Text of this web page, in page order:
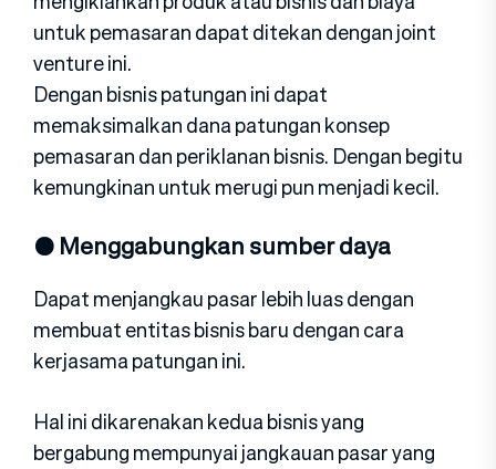
untuk pemasaran dapat ditekan dengan joint
venture ini.
Dengan bisnis patungan ini dapat
memaksimalkan dana patungan konsep
pemasaran dan periklanan bisnis. Dengan begitu
kemungkinan untuk merugi pun menjadi kecil.
● Menggabungkan sumber daya
Dapat menjangkau pasar lebih luas dengan
membuat entitas bisnis baru dengan cara
kerjasama patungan ini.
Hal ini dikarenakan kedua bisnis yang
bergabung mempunyai jangkauan pasar yang